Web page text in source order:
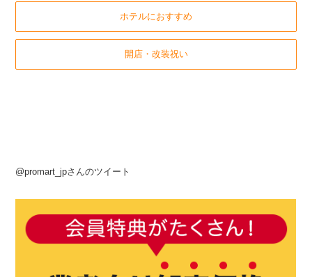
ホテルにおすすめ
開店・改装祝い
@promart_jpさんのツイート